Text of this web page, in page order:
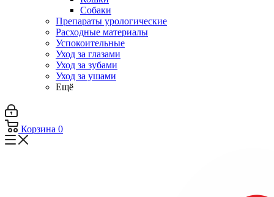
Собаки
Препараты урологические
Расходные материалы
Успокоительные
Уход за глазами
Уход за зубами
Уход за ушами
Ещё
Корзина 0